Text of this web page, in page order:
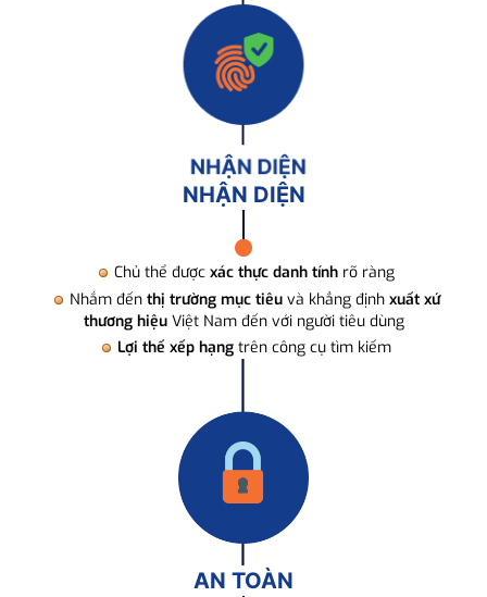
NHẬN DIỆN
Chủ thể được xác thực danh tính rõ ràng
Nhắm đến thị trường mục tiêuvà khẳng định xuất xứ
thương hiệuViệt Nam đến với người tiêu dùng
Lợi thế xếp hạng trên công cụ tìm kiếm
AN TOÀN